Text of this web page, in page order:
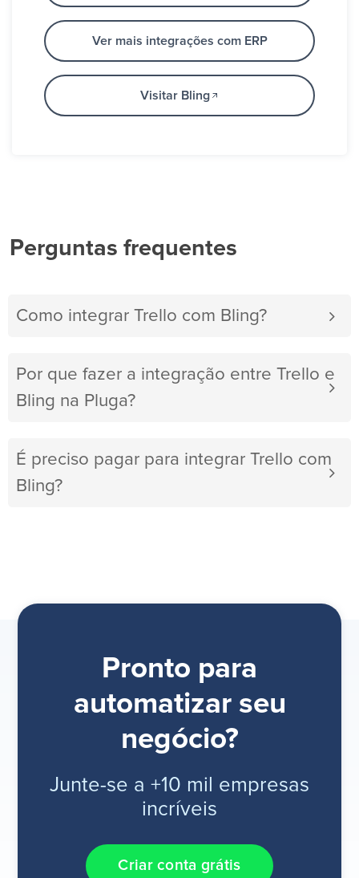
Ver mais integrações com ERP
Visitar Bling
Perguntas frequentes
Como integrar Trello com Bling?
Por que fazer a integração entre Trello e
Bling na Pluga?
É preciso pagar para integrar Trello com
Bling?
Pronto para
automatizar seu
negócio?
Junte-se a +10 mil empresas
incríveis
Criar conta grátis